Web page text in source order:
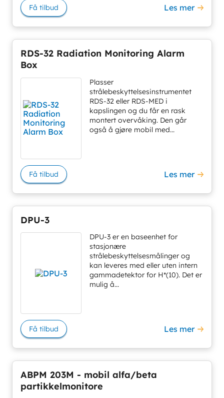
Få tilbud Les mer
RDS-32 Radiation Monitoring Alarm
Box
Plasser
strålebeskyttelsesinstrumentet
RDS-32 eller RDS-MED i
kapslingen og du får en rask
montert overvåking. Den går
også å gjøre mobil med...
Få tilbud Les mer
DPU-3
DPU-3 er en baseenhet for
stasjonære
strålebeskyttelsesmålinger og
kan leveres med eller uten intern
gammadetektor for H*(10). Det er
mulig å...
Få tilbud Les mer
ABPM 203M - mobil alfa/beta
partikkelmonitore